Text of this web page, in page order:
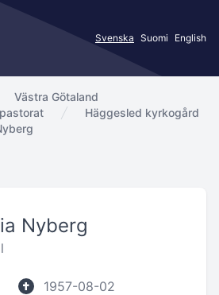
Svenska Suomi English
Västra Götaland
Häggesled kyrkogård
Nyberg
1957-08-02